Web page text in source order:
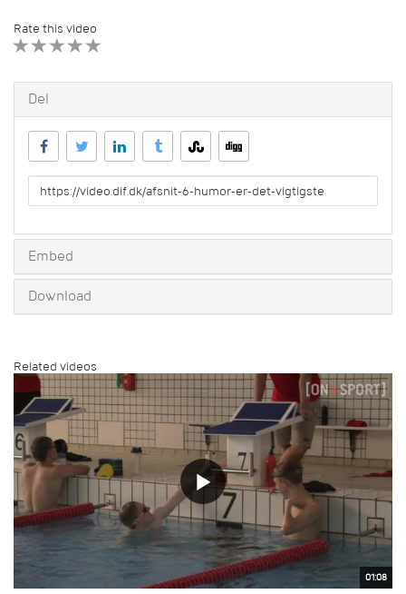
Rate this video
Del
URL
to
Embed
Download
Related videos
01:08